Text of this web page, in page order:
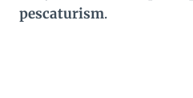
pescaturism.